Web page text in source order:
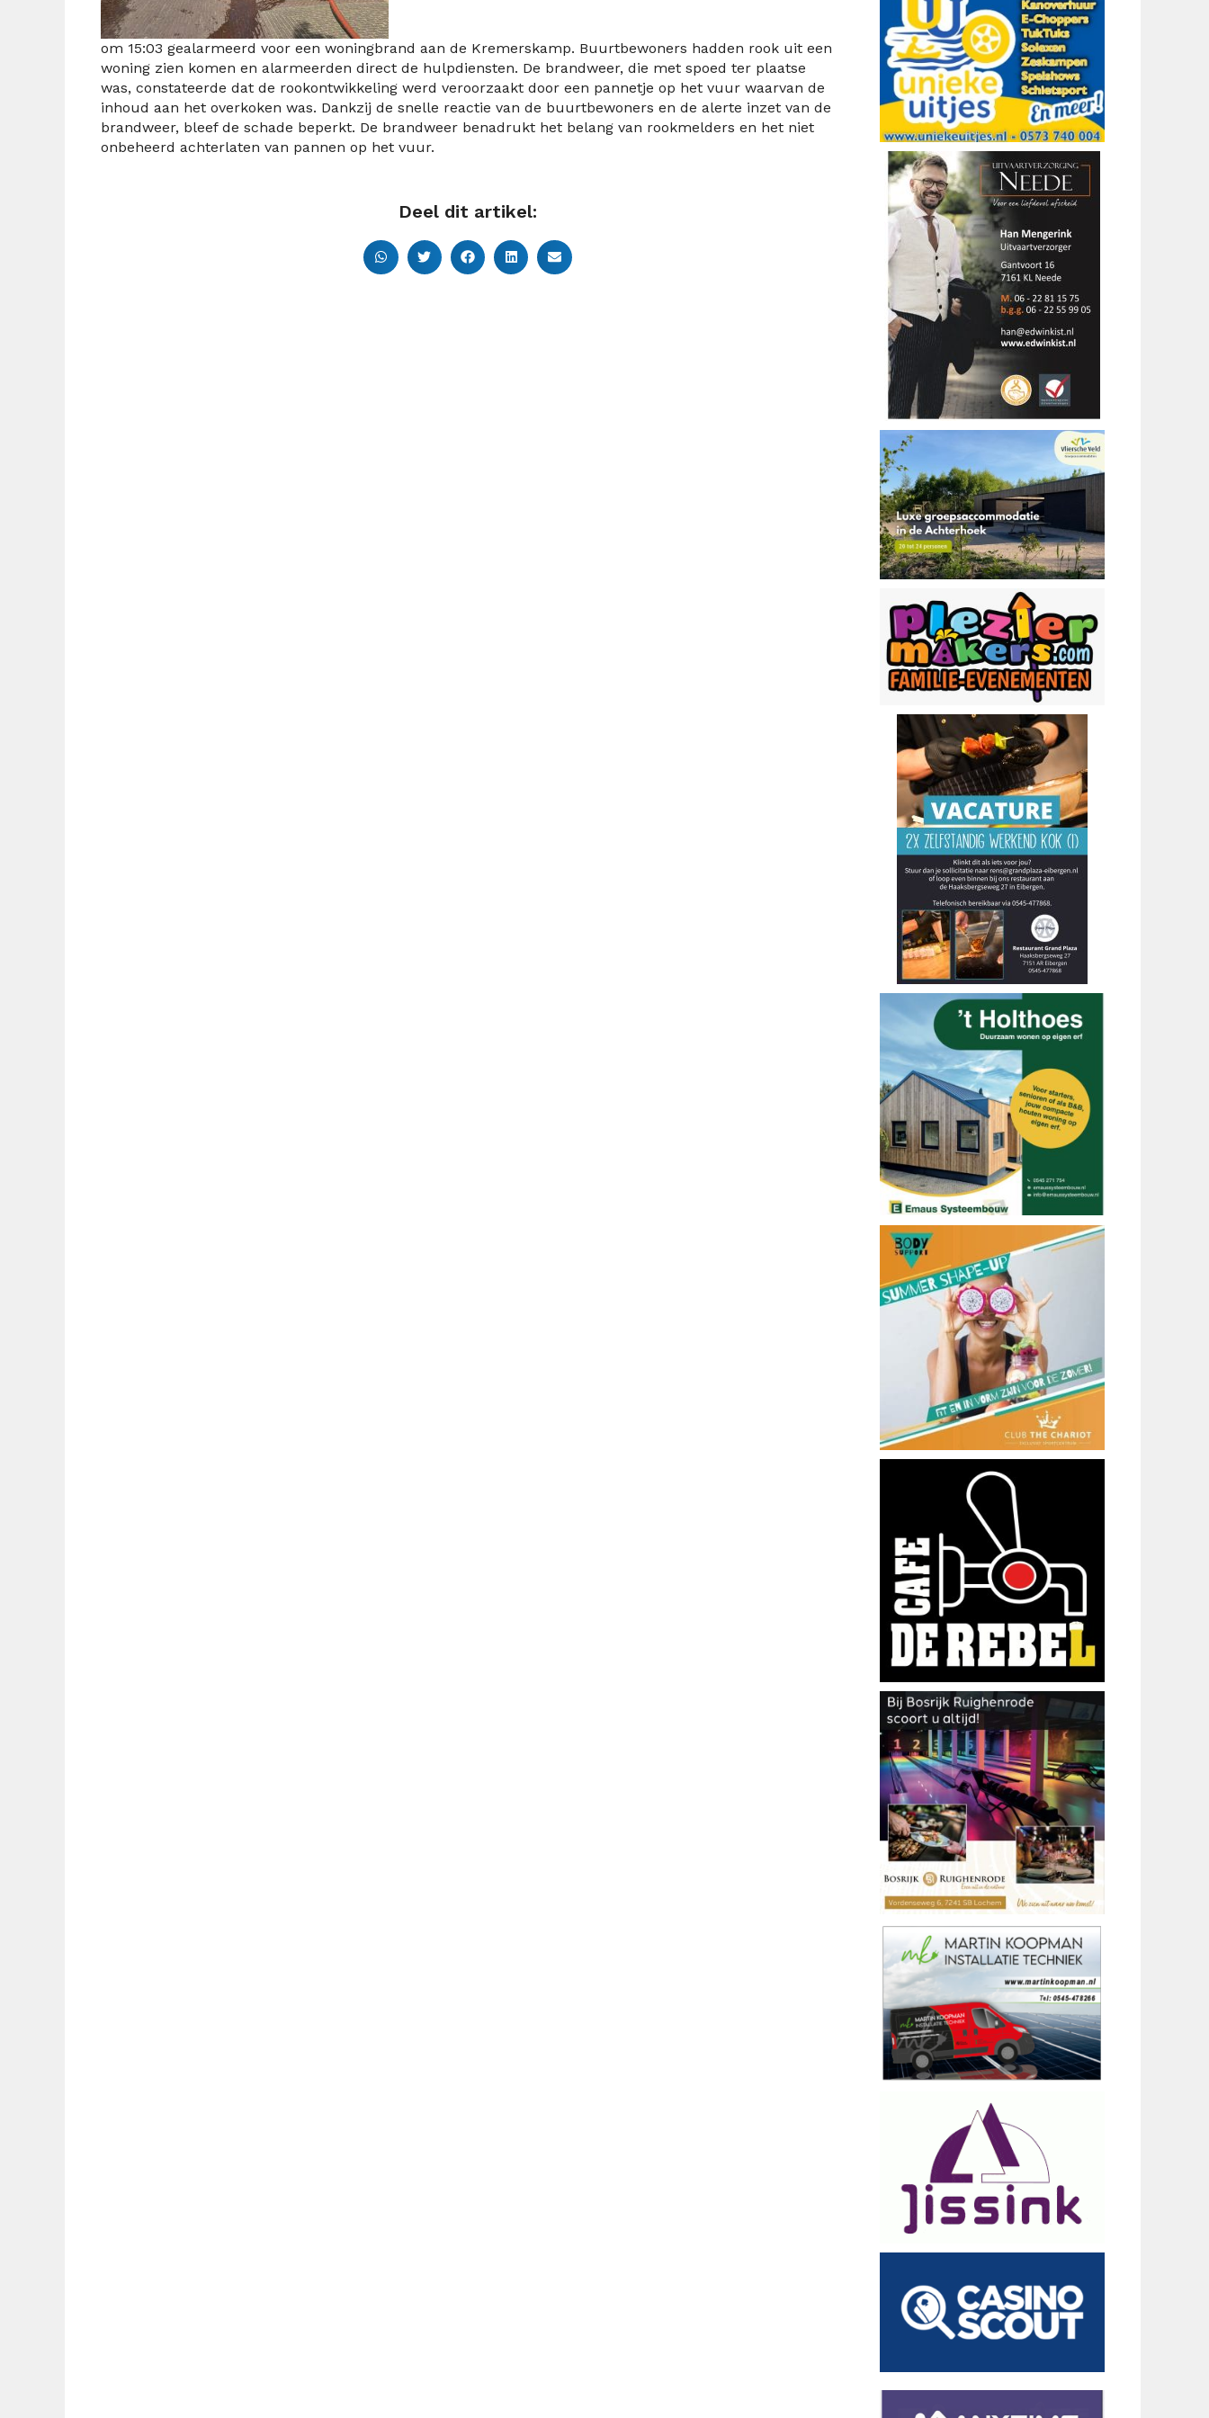
om 15:03 gealarmeerd voor een woningbrand aan de Kremerskamp. Buurtbewoners hadden rook uit een
woning zien komen en alarmeerden direct de hulpdiensten. De brandweer, die met spoed ter plaatse
was, constateerde dat de rookontwikkeling werd veroorzaakt door een pannetje op het vuur waarvan de
inhoud aan het overkoken was. Dankzij de snelle reactie van de buurtbewoners en de alerte inzet van de
brandweer, bleef de schade beperkt. De brandweer benadrukt het belang van rookmelders en het niet
onbeheerd achterlaten van pannen op het vuur.
Deel dit artikel: